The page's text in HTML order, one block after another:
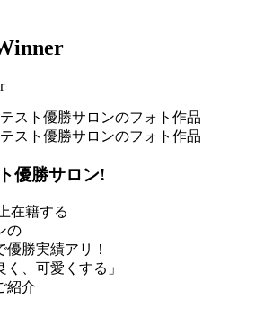
優勝サロン!
在籍する
の
勝実績アリ！
、可愛くする」
紹介